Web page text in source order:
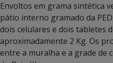
Envoltos em grama sintética
pátio interno gramado da
dois celulares e dois tabletes
aproximadamente 2 Kg. Os
entre a muralha e a grade de